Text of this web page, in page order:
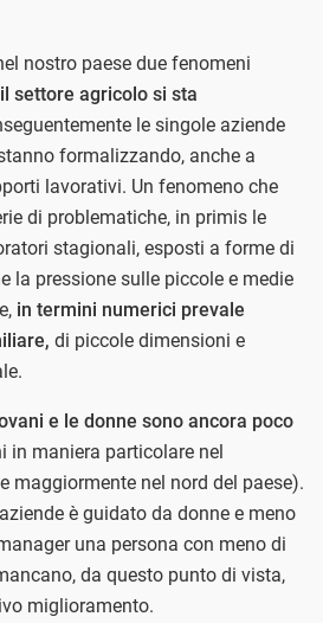
nostro paese due fenomeni
il settore agricolo si sta
le singole aziende
formalizzando, anche a
lavorativi. Un fenomeno che
di problematiche, in primis le
stagionali, esposti a forme di
la pressione sulle piccole e medie
in termini numerici prevale
di piccole dimensioni e
e le donne sono ancora poco
in maniera particolare nel
maggiormente nel nord del paese).
è guidato da donne e meno
una persona con meno di
da questo punto di vista,
miglioramento.